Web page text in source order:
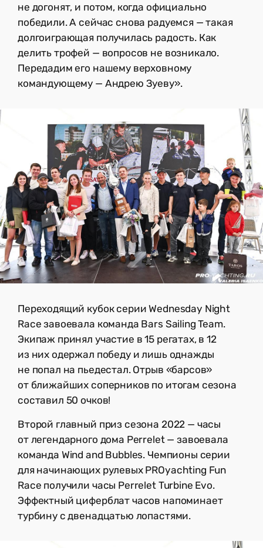
не догонят, и потом, когда официально
победили. А сейчас снова радуемся — такая
долгоиграющая получилась радость. Как
делить трофей — вопросов не возникало.
Передадим его нашему верховному
командующему — Андрею Зуеву».
Переходящий кубок серии Wednesday Night
Race завоевала команда Bars Sailing Team.
Экипаж принял участие в 15 регатах, в 12
из них одержал победу и лишь однажды
не попал на пьедестал. Отрыв «барсов»
от ближайших соперников по итогам сезона
составил 50 очков!
Второй главный приз сезона 2022 — часы
от легендарного дома Perrelet — завоевала
команда Wind and Bubbles. Чемпионы серии
для начинающих рулевых PROyachting Fun
Race получили часы Perrelet Turbine Evo.
Эффектный циферблат часов напоминает
турбину с двенадцатью лопастями.